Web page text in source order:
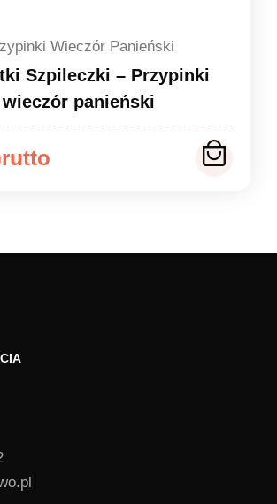
Wieczór Panieński
Szpileczki – Przypinki
wieczór panieński